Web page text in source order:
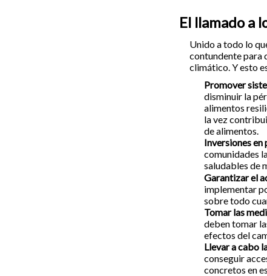
El llamado a
Unido a todo lo
contundente para
climático. Y esto
Promover
disminuir la
alimentos
la vez
de alimentos.
Inversiones
comunidades
saludables de
Garantizar el
implementar
sobre todo
Tomar las
deben tomar
efectos del
Llevar a cabo
conseguir
concretos en